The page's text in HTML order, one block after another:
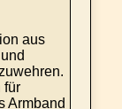
aus
für
Armband